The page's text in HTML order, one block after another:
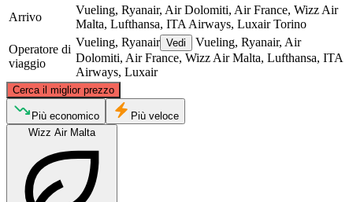
Arrivo
Vueling, Ryanair, Air Dolomiti, Air France, Wizz Air
Malta, Lufthansa, ITA Airways, Luxair Torino
Operatore di
viaggio
Vueling, Ryanair Vedi
Vueling, Ryanair, Air
Dolomiti, Air France, Wizz Air Malta, Lufthansa, ITA
Airways, Luxair
Cerca il miglior prezzo
Turin
Più economico
Più veloce
Wizz Air Malta